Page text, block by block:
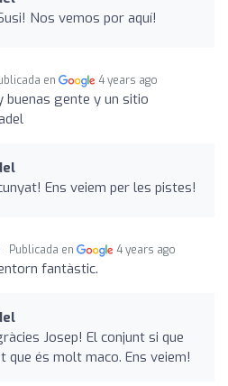
Nos vemos por aquí!
en 4 years ago
buenas gente y un sitio
Ens veiem per les pistes!
Publicada en 4 years ago
fantàstic.
Josep! El conjunt si que
que és molt maco. Ens veiem!